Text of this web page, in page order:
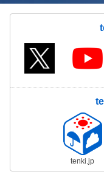
tenki.jp